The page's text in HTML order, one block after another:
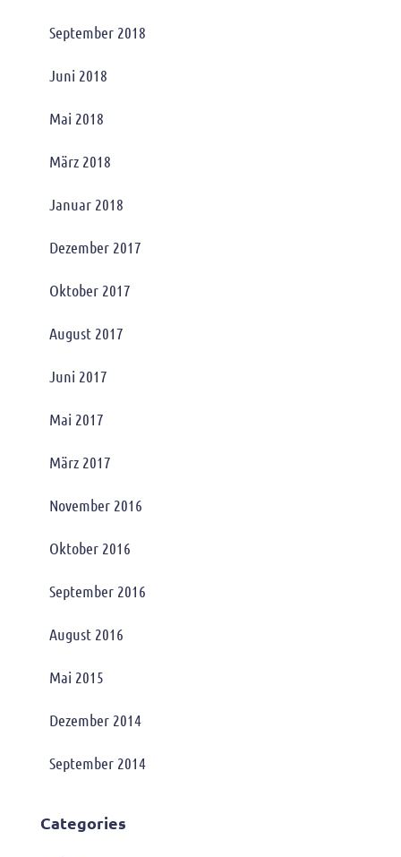
September 2018
Juni 2018
Mai 2018
März 2018
Januar 2018
Dezember 2017
Oktober 2017
August 2017
Juni 2017
Mai 2017
März 2017
November 2016
Oktober 2016
September 2016
August 2016
Mai 2015
Dezember 2014
September 2014
Categories